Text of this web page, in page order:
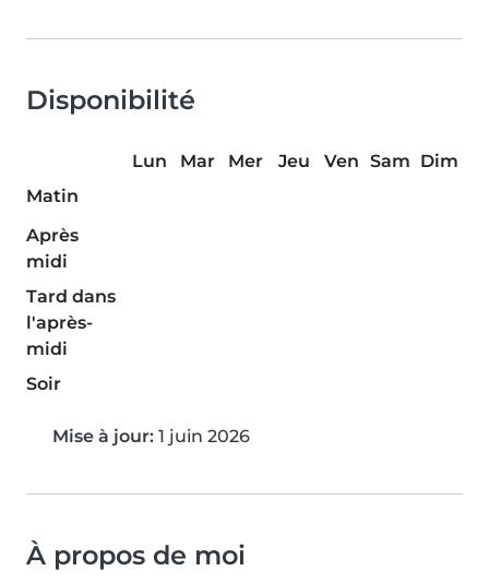
Disponibilité
Lun Mar Mer Jeu Ven Sam Dim
Matin
Après
midi
Tard dans
l'après-
midi
Soir
Mise à jour: 1 juin 2026
À propos de moi